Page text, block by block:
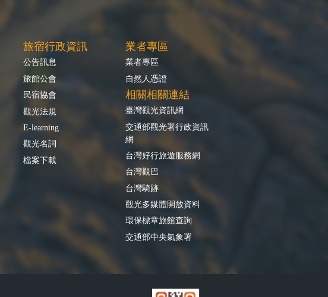
旅宿行政資訊
公告訊息
旅館公會
民宿協會
觀光法規
E-learning
觀光名詞
檔案下載
業者專區
業者專區
自然人憑證
相關相關連結
臺灣觀光資訊網
交通部觀光署行政資訊
網
台灣好行旅遊服務網
台灣觀巴
台灣騎跡
觀光多媒體開放資料
環保標章旅館查詢
交通部中央氣象署